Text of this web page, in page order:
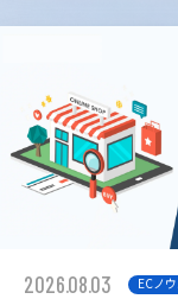
2026.08.03 ECノ